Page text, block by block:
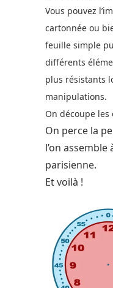
Vous pouvez
cartonnée ou
feuille simple
différents
plus résistants
manipulations.
On découpe les
On perce la
l’on assemble
parisienne.
Et voilà !